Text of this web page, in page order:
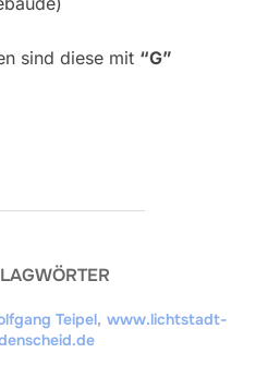
sind diese mit “G”
Teipel, www.lichtstadt-